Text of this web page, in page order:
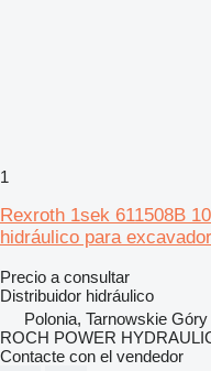
1
Rexroth 1sek 611508B
hidráulico para
Precio a consultar
Distribuidor hidráulico
Polonia, Tarnowskie Góry
ROCH POWER
Contacte con el vendedor